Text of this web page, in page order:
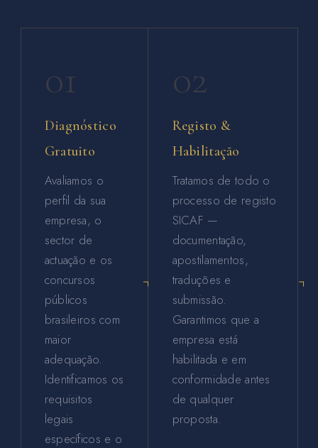
01
Diagnóstico
Gratuito
Avaliamos o
perfil da sua
empresa, o
sector de
actuação e os
concursos
públicos
brasileiros com
maior
adequação.
Identificamos os
requisitos
legais
específicos e o
02
Registo &
Habilitação
Tratamos de todo o
processo de registo
SICAF —
documentação,
apostilamentos,
traduções e
submissão.
Garantimos que a
empresa está
habilitada e em
conformidade antes
de qualquer
proposta.